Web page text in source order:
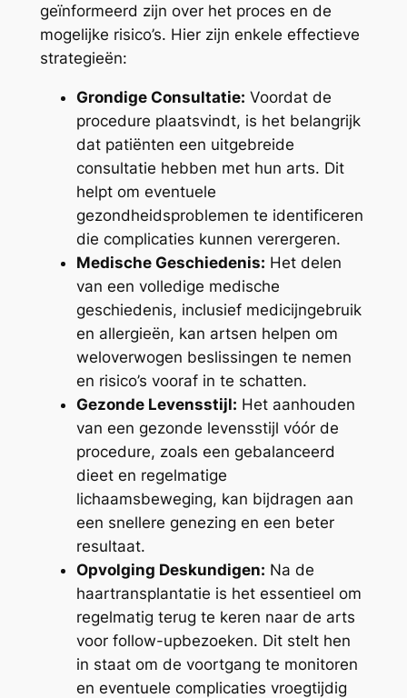
geïnformeerd zijn over het proces en de
mogelijke risico’s. Hier zijn enkele effectieve
strategieën:
Grondige Consultatie: Voordat de
procedure plaatsvindt, is het belangrijk
dat patiënten een uitgebreide
consultatie hebben met hun arts. Dit
helpt om eventuele
gezondheidsproblemen te identificeren
die complicaties kunnen verergeren.
Medische Geschiedenis: Het delen
van een volledige medische
geschiedenis, inclusief medicijngebruik
en allergieën, kan artsen helpen om
weloverwogen beslissingen te nemen
en risico’s vooraf in te schatten.
Gezonde Levensstijl: Het aanhouden
van een gezonde levensstijl vóór de
procedure, zoals een gebalanceerd
dieet en regelmatige
lichaamsbeweging, kan bijdragen aan
een snellere genezing en een beter
resultaat.
Opvolging Deskundigen: Na de
haartransplantatie is het essentieel om
regelmatig terug te keren naar de arts
voor follow-upbezoeken. Dit stelt hen
in staat om de voortgang te monitoren
en eventuele complicaties vroegtijdig